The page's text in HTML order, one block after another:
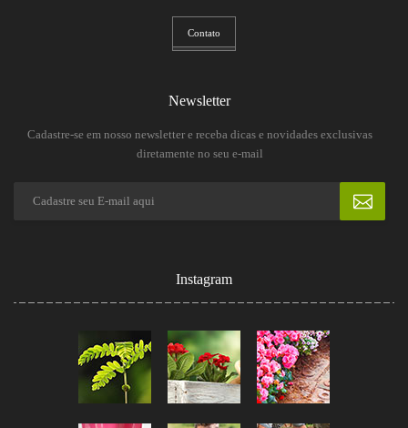
Contato
Newsletter
Cadastre-se em nosso newsletter e receba dicas e novidades exclusivas
diretamente no seu e-mail
Instagram